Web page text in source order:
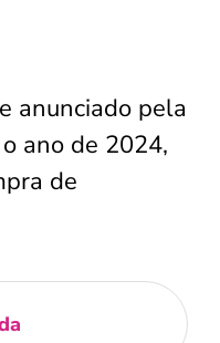
anunciado pela
ano de 2024,
de